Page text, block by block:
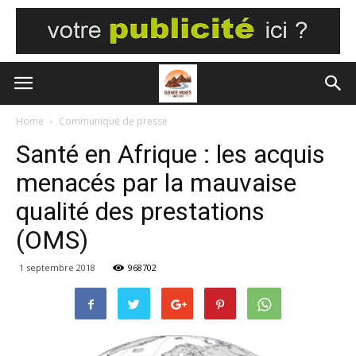
Home Communiqué de presse
Santé en Afrique : les acquis
menacés par la mauvaise
qualité des prestations
(OMS)
1 septembre 2018 968702